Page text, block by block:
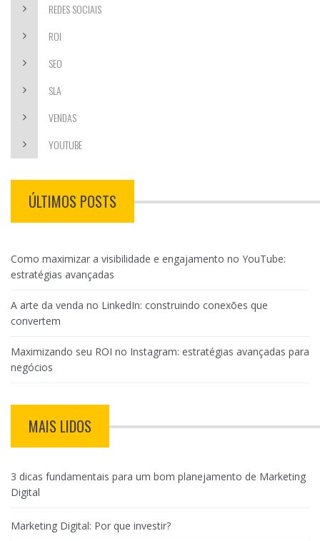
REDES SOCIAIS
ROI
SEO
SLA
VENDAS
YOUTUBE
ÚLTIMOS POSTS
Como maximizar a visibilidade e engajamento no YouTube:
estratégias avançadas
A arte da venda no LinkedIn: construindo conexões que
convertem
Maximizando seu ROI no Instagram: estratégias avançadas para
negócios
MAIS LIDOS
3 dicas fundamentais para um bom planejamento de Marketing
Digital
Marketing Digital: Por que investir?